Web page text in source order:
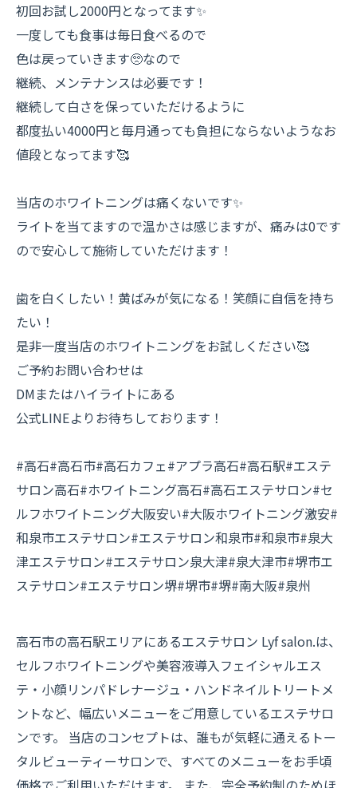
初回お試し2000円となってます✨
一度しても食事は毎日食べるので
色は戻っていきます🥺なので
継続、メンテナンスは必要です！
継続して白さを保っていただけるように
都度払い4000円と毎月通っても負担にならないようなお
値段となってます🥰
当店のホワイトニングは痛くないです✨
ライトを当てますので温かさは感じますが、痛みは0です
ので安心して施術していただけます！
歯を白くしたい！黄ばみが気になる！笑顔に自信を持ち
たい！
是非一度当店のホワイトニングをお試しください🥰
ご予約お問い合わせは
DMまたはハイライトにある
公式LINEよりお待ちしております！
#高石#高石市#高石カフェ#アプラ高石#高石駅#エステ
サロン高石#ホワイトニング高石#高石エステサロン#セ
ルフホワイトニング大阪安い#大阪ホワイトニング激安#
和泉市エステサロン#エステサロン和泉市#和泉市#泉大
津エステサロン#エステサロン泉大津#泉大津市#堺市エ
ステサロン#エステサロン堺#堺市#堺#南大阪#泉州
高石市の高石駅エリアにあるエステサロン Lyf salon.は、
セルフホワイトニングや美容液導入フェイシャルエス
テ・小顔リンパドレナージュ・ハンドネイルトリートメ
ントなど、幅広いメニューをご用意しているエステサロ
ンです。 当店のコンセプトは、誰もが気軽に通えるトー
タルビューティーサロンで、すべてのメニューをお手頃